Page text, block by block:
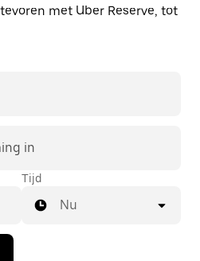
met Uber Reserve, tot
in
Tijd
Nu